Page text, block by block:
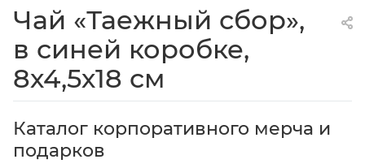
Чай «Таежный сбор»,
в синей коробке,
8х4,5х18 см
Каталог корпоративного мерча и
подарков